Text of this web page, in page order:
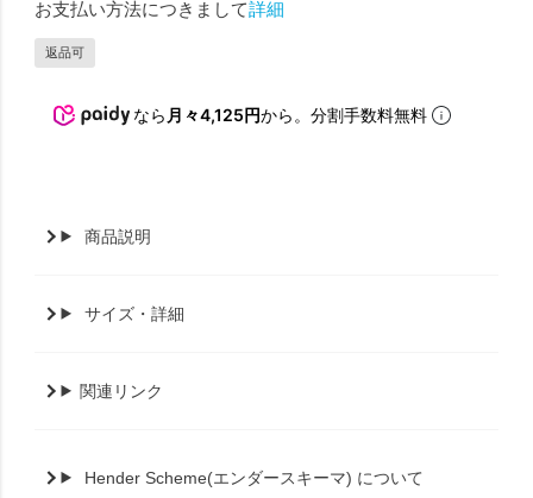
お支払い方法につきまして詳細
返品可
なら 月々4,125円から。分割手数料無料
商品説明
サイズ・詳細
関連リンク
Hender Scheme(エンダースキーマ) について